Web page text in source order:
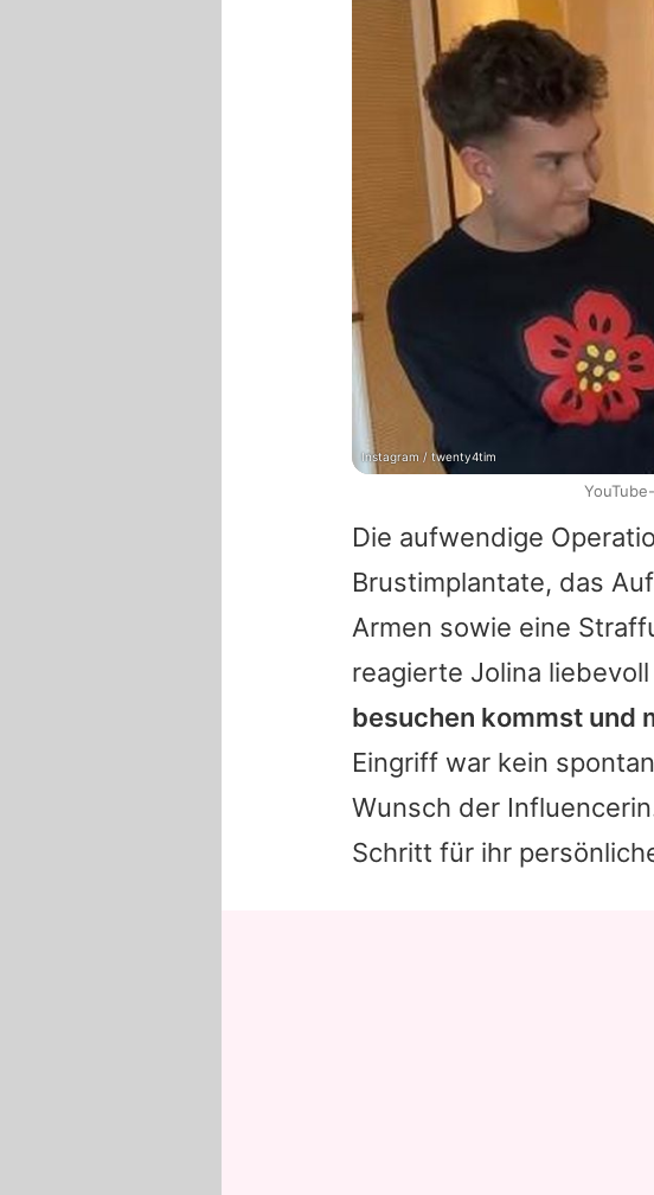
Die aufwendige
Brustimplantate, das
Armen sowie eine
reagierte Jolina
besuchen kommst und
Eingriff war kein
Wunsch der
Schritt für ihr
Instagram / twenty4tim